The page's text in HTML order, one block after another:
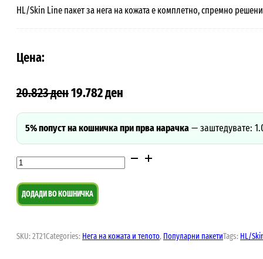
HL/Skin Line пакет за нега на кожата е комплетно, спремно
Цена:
20.823ден19.782ден
5% попуст на кошничка при прва нарачка—заштедувате:
HL/Skin
пакет
за
на
ДОДАДИ ВО КОШНИЧКА
SKU: 2T21Categories: Нега на кожата и телото, Популарни пакетиTags: HL/